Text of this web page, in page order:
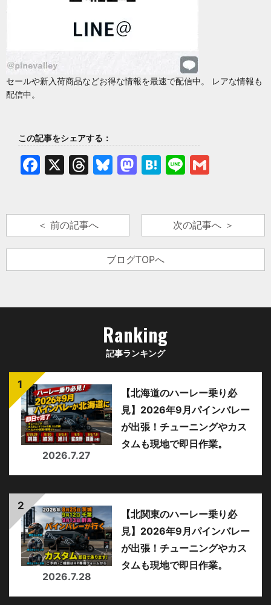
セールや新入荷商品などお得な情報を最速で配信中。 レアな情報も
配信中。
この記事をシェアする：
Facebook
X Threads
Bluesky
Mastodon
Hatena
Line
＜ 前の記事へ
ブログTOPへ
次の記事へ ＞
Ranking
記事ランキング
2026.7.27
【北海道のハーレー乗り必
見】2026年9月パインバレー
が出張！チューニングやカス
タムも現地で即日作業。
2026.7.28
【北関東のハーレー乗り必
見】2026年9月パインバレー
が出張！チューニングやカス
タムも現地で即日作業。